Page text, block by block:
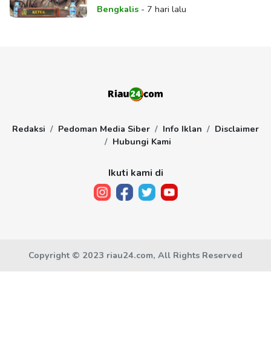
Bengkalis- 7 hari lalu
Redaksi Pedoman Media Siber Info Iklan
Disclaimer
Hubungi Kami
Ikuti kami di
Copyright © 2023 riau24.com, All Rights Reserved